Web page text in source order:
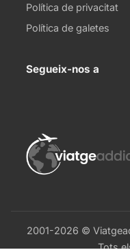
Política de privacitat
Política de galetes
Segueix-nos a
2001-2026 ©
Tots